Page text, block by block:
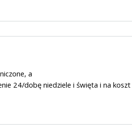
a
24/dobę niedziele i święta i na koszt